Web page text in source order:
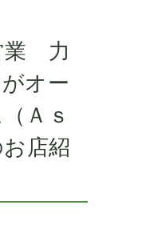
業 力
オー
Ａｓ
店紹